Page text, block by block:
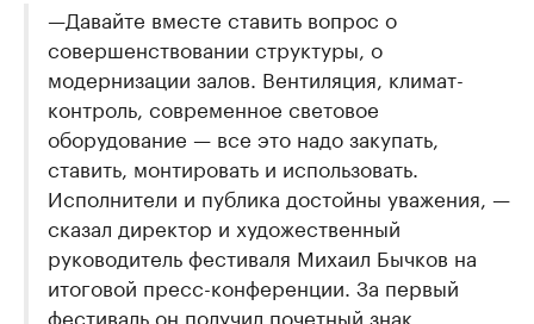
—Давайте вместе ставить вопрос о
совершенствовании структуры, о
модернизации залов. Вентиляция, климат-
контроль, современное световое
оборудование — все это надо закупать,
ставить, монтировать и использовать.
Исполнители и публика достойны уважения, —
сказал директор и художественный
руководитель фестиваля Михаил Бычков на
итоговой пресс-конференции. За первый
фестиваль он получил почетный знак